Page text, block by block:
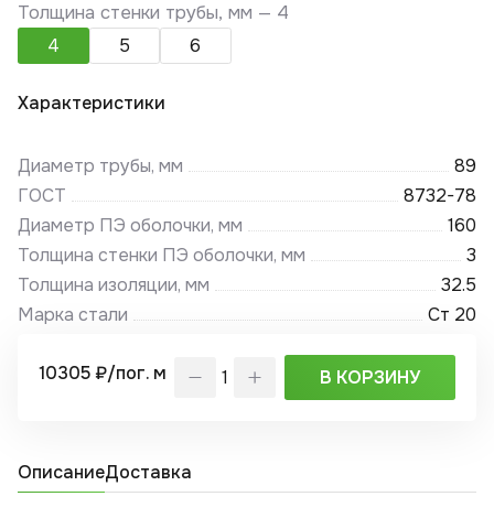
Толщина стенки трубы, мм — 4
4
5 6
Характеристики
Диаметр трубы, мм
89
ГОСТ
8732-78
Диаметр ПЭ оболочки, мм
160
Толщина стенки ПЭ оболочки, мм
3
Толщина изоляции, мм
32.5
Марка стали
Ст 20
10305 ₽/пог. м В КОРЗИНУ
ОписаниеДоставка